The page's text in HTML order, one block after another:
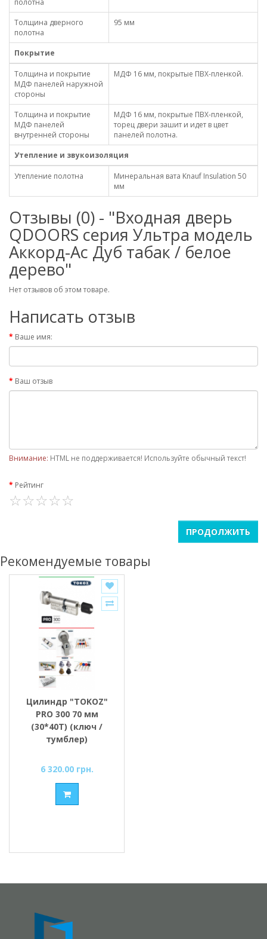
полотна
Толщина дверного
полотна
95 мм
Покрытие
Толщина и покрытие
МДФ панелей наружной
стороны
МДФ 16 мм, покрытые ПВХ-пленкой.
Толщина и покрытие
МДФ панелей
внутренней стороны
МДФ 16 мм, покрытые ПВХ-пленкой,
торец двери зашит и идет в цвет
панелей полотна.
Утепление и звукоизоляция
Утепление полотна
Минеральная вата Knauf Insulation 50
мм
Отзывы (0) - "Входная дверь
QDOORS серия Ультра модель
Аккорд-Ac Дуб табак / белое
дерево"
Нет отзывов об этом товаре.
Написать отзыв
Ваше имя:
Ваш отзыв
Внимание: HTML не поддерживается! Используйте обычный текст!
Рейтинг
ПРОДОЛЖИТЬ
Рекомендуемые товары
Цилиндр "TOKOZ"
PRO 300 70 мм
(30*40T) (ключ /
тумблер)
6 320.00 грн.